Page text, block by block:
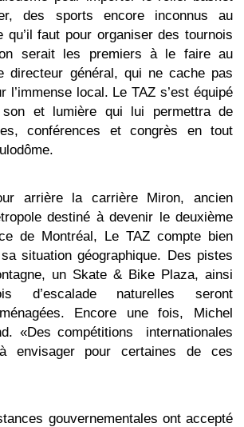
des sports encore inconnus au
qu’il faut pour organiser des tournois
on serait les premiers à le faire au
directeur général, qui ne cache pas
l’immense local. Le TAZ s’est équipé
son et lumière qui lui permettra de
conférences et congrès en tout
arrière la carrière Miron, ancien
destiné à devenir le deuxième
de Montréal, Le TAZ compte bien
situation géographique. Des pistes
un Skate & Bike Plaza, ainsi
d’escalade naturelles seront
Encore une fois, Michel
«Des compétitions internationales
envisager pour certaines de ces
gouvernementales ont accepté